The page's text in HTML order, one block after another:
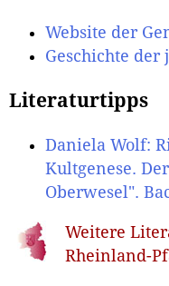
Website der
Geschichte der
Literaturtipps
Daniela Wolf:
Kultgenese.
Oberwesel".
Weitere
Rheinland-